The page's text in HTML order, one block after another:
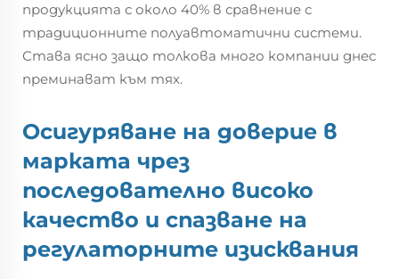
продукцията с около 40% в сравнение с
традиционните полуавтоматични системи.
Става ясно защо толкова много компании днес
преминават към тях.
Осигуряване на доверие в
марката чрез
последователно високо
качество и спазване на
регулаторните изисквания